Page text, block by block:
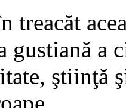
treacăt
gustiană a
ştiinţă